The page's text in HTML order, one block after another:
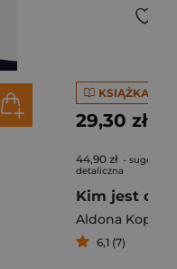
KSIĄŻKA
29,30 zł
44,90 zł -
detaliczna
Aldona
6,1 (7)